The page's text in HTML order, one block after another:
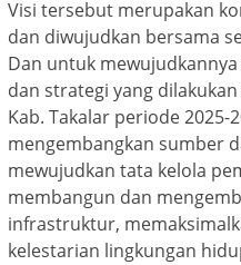
Visi tersebut merupakan
dan diwujudkan bersama
Dan untuk
dan strategi yang
Kab. Takalar periode
mengembangkan sumber
mewujudkan tata kelola
membangun dan
infrastruktur,
kelestarian lingkungan